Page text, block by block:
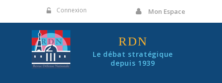
Connexion Mon Espace
RDN
Le débat stratégique
depuis 1939